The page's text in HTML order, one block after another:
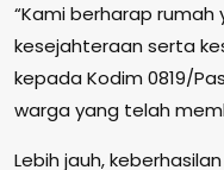
“Kami berharap
kesejahteraan serta
kepada Kodim 0819/
warga yang telah
Lebih jauh,